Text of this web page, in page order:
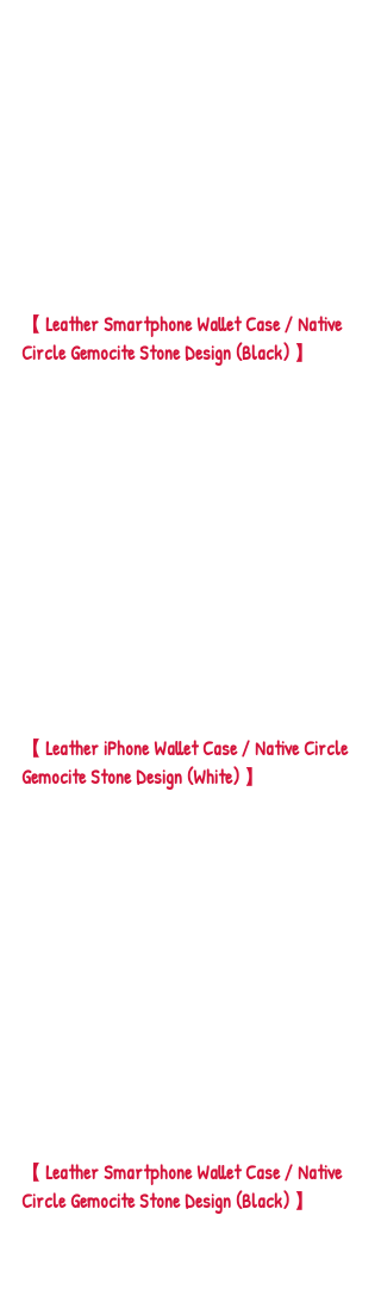
【 Leather Smartphone Wallet Case / Native
Circle Gemocite Stone Design (Black) 】
【 Leather iPhone Wallet Case / Native Circle
Gemocite Stone Design (White) 】
【 Leather Smartphone Wallet Case / Native
Circle Gemocite Stone Design (Black) 】